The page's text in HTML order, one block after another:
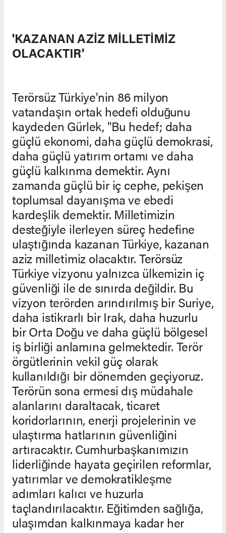
'KAZANAN AZİZ MİLLETİMİZ
OLACAKTIR'
Terörsüz Türkiye'nin 86 milyon
vatandaşın ortak hedefi olduğunu
kaydeden Gürlek, "Bu hedef; daha
güçlü ekonomi, daha güçlü demokrasi,
daha güçlü yatırım ortamı ve daha
güçlü kalkınma demektir. Aynı
zamanda güçlü bir iç cephe, pekişen
toplumsal dayanışma ve ebedi
kardeşlik demektir. Milletimizin
desteğiyle ilerleyen süreç hedefine
ulaştığında kazanan Türkiye, kazanan
aziz milletimiz olacaktır. Terörsüz
Türkiye vizyonu yalnızca ülkemizin iç
güvenliği ile de sınırda değildir. Bu
vizyon terörden arındırılmış bir Suriye,
daha istikrarlı bir Irak, daha huzurlu
bir Orta Doğu ve daha güçlü bölgesel
iş birliği anlamına gelmektedir. Terör
örgütlerinin vekil güç olarak
kullanıldığı bir dönemden geçiyoruz.
Terörün sona ermesi dış müdahale
alanlarını daraltacak, ticaret
koridorlarının, enerji projelerinin ve
ulaştırma hatlarının güvenliğini
artıracaktır. Cumhurbaşkanımızın
liderliğinde hayata geçirilen reformlar,
yatırımlar ve demokratikleşme
adımları kalıcı ve huzurla
taçlandırılacaktır. Eğitimden sağlığa,
ulaşımdan kalkınmaya kadar her